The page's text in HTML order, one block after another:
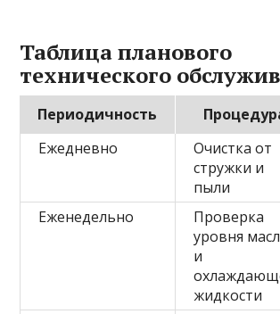
Таблица планового
технического
Периодичность
Ежедневно
Очистка от
стружки и
пыли
Еженедельно
Проверка
уровня
и
жидкости